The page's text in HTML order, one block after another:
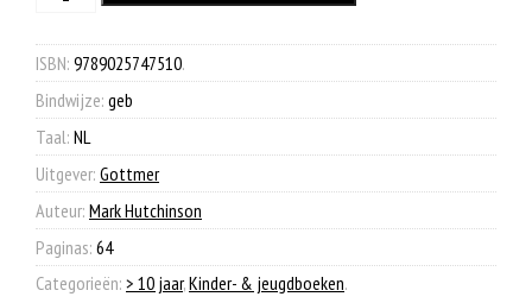
€ 15,99.€ 7,90.
ISBN: 9789025747510.
Bindwijze: geb
Taal: NL
Uitgever: Gottmer
Auteur: Mark Hutchinson
Paginas: 64
Categorieën: > 10 jaar,Kinder- & jeugdboeken.